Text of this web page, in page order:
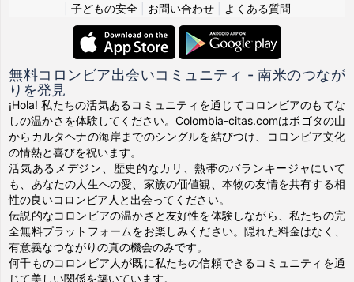
子どもの安全| お問い合わせ| よくある質問
無料コロンビア出会いコミュニティ - 南米のつなが
りを発見
¡Hola! 私たちの活気あるコミュニティを通じてコロンビアのもてな
しの温かさを体験してください。Colombia-citas.comはボゴタの山
からカルタヘナの海岸までのシングルを結びつけ、コロンビア文化
の情熱と喜びを祝います。
活気あるメデジン、歴史的なカリ、熱帯のバランキージャにいて
も、あなたの人生への愛、家族の価値観、本物の友情を共有する相
性の良いコロンビア人と出会ってください。
伝説的なコロンビアの温かさと友好性を体験しながら、私たちの完
全無料プラットフォームをお楽しみください。隠れた料金はなく、
有意義なつながりの真の機会のみです。
何千ものコロンビア人が既に私たちの信頼できるコミュニティを通
じて美しい関係を築いています。